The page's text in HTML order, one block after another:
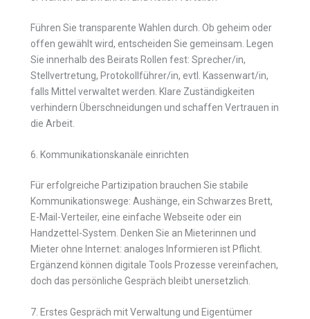
Führen Sie transparente Wahlen durch. Ob geheim oder
offen gewählt wird, entscheiden Sie gemeinsam. Legen
Sie innerhalb des Beirats Rollen fest: Sprecher/in,
Stellvertretung, Protokollführer/in, evtl. Kassenwart/in,
falls Mittel verwaltet werden. Klare Zuständigkeiten
verhindern Überschneidungen und schaffen Vertrauen in
die Arbeit.
6. Kommunikationskanäle einrichten
Für erfolgreiche Partizipation brauchen Sie stabile
Kommunikationswege: Aushänge, ein Schwarzes Brett,
E-Mail-Verteiler, eine einfache Webseite oder ein
Handzettel-System. Denken Sie an Mieterinnen und
Mieter ohne Internet: analoges Informieren ist Pflicht.
Ergänzend können digitale Tools Prozesse vereinfachen,
doch das persönliche Gespräch bleibt unersetzlich.
7. Erstes Gespräch mit Verwaltung und Eigentümer